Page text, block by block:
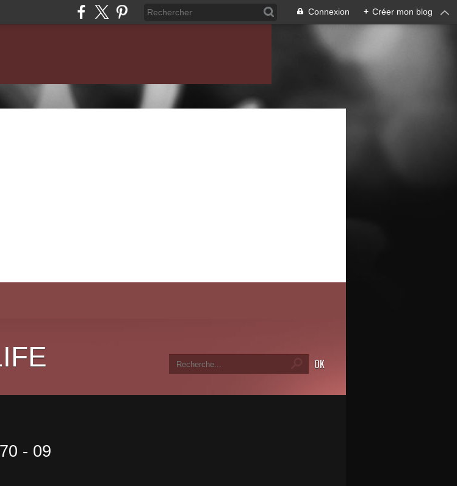
Connexion + Créer mon blog
- 09